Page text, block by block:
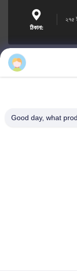
ঠিকানা:
২৭৫
Good day, what